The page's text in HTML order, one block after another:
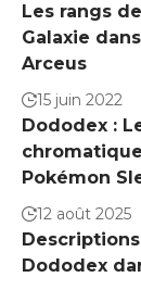
Les rangs
Galaxie
Arceus
15 juin 2022
Dododex :
Pokémon
12 août 2025
Dododex